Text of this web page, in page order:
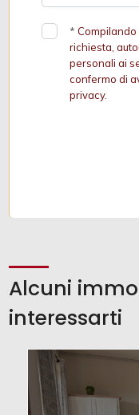
*
richiesta,
personali ai
confermo di
privacy.
Alcuni
interessarti